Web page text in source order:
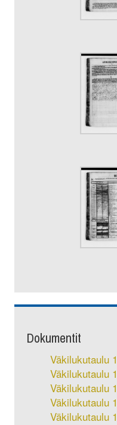
Dokumentit
Väkilukutaulu
Väkilukutaulu
Väkilukutaulu
Väkilukutaulu
Väkilukutaulu